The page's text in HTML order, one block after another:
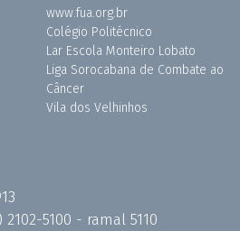
www.fua.org.br
Colégio Politécnico
Lar Escola Monteiro Lobato
Liga Sorocabana de Combate ao
Câncer
Vila dos Velhinhos
2102-5100 - ramal 5110